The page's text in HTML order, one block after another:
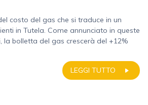
costo del gas che si traduce in un
in Tutela. Come annunciato in queste
la bolletta del gas crescerà del +12%
LEGGI TUTTO